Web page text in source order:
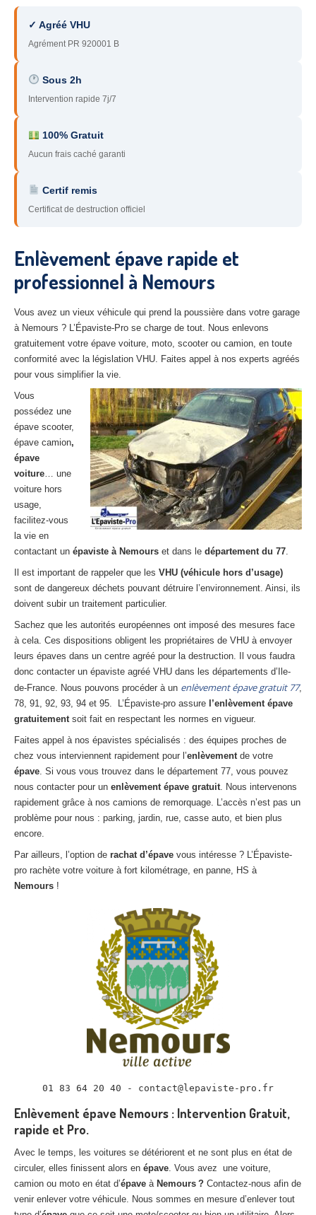
93 – Seine-Saint-Denis
94– Val-de-Marne
95 – Val d’Oise
– Essonne
89 – Yonne
51 – Marne
– Eure-et-Loir
27– Eure
– Aube
02 – Aisne
Tousles secteurs
CENTRE VHU AGRÉE
Centreagréé VHU Paris 75 : casse auto avec destruction
agréé VHU 77 : casse auto avec destruction
Centre agréé VHU 78 : casse auto avec destruction
agréé VHU 91 : casse auto avec destruction
Centre
agréé VHU 93 : casse auto avec destruction
Centreagréé VHU 94 : casse auto avec destruction
Centreagréé VHU 95 : casse auto avec destruction
DOCUMENTS À JOINDRE
RACHAT
CONTACT
01 83 64 20 40
✓ Agréé VHU
Agrément PR 920001 B
Sous 2h
Intervention rapide 7j/7
100% Gratuit
Aucun frais caché garanti
Certif remis
Certificat de destruction officiel
Enlèvement épave rapide et
professionnel à Nemours
Vous avez un vieux véhicule qui prend la poussière dans votre garage
à Nemours ? L’Épaviste-Pro se charge de tout. Nous enlevons
gratuitement votre épave voiture, moto, scooter ou camion, en toute
conformité avec la législation VHU. Faites appel à nos experts agréés
pour vous simplifier la vie.
Vous
possédez une
épave scooter,
épave camion,
épave
voiture… une
voiture hors
usage,
facilitez-vous
la vie en
contactant un épaviste à Nemours et dans le département du 77.
Il est important de rappeler que les VHU (véhicule hors d’usage)
sont de dangereux déchets pouvant détruire l’environnement. Ainsi, ils
doivent subir un traitement particulier.
Sachez que les autorités européennes ont imposé des mesures face
à cela. Ces dispositions obligent les propriétaires de VHU à envoyer
leurs épaves dans un centre agréé pour la destruction. Il vous faudra
donc contacter un épaviste agréé VHU dans les départements d’Ile-
de-France. Nous pouvons procéder à un enlèvement épave gratuit 77,
78, 91, 92, 93, 94 et 95. L’Épaviste-pro assure l’enlèvement épave
gratuitementsoit fait en respectant les normes en vigueur.
Faites appel à nos épavistes spécialisés : des équipes proches de
chez vous interviennent rapidement pour l’enlèvementde votre
épave. Si vous vous trouvez dans le département 77, vous pouvez
nous contacter pour un enlèvement épave gratuit. Nous intervenons
rapidement grâce à nos camions de remorquage. L’accès n’est pas un
problème pour nous : parking, jardin, rue, casse auto, et bien plus
encore.
Par ailleurs, l’option de rachat d’épave vous intéresse ? L’Épaviste-
pro rachète votre voiture à fort kilométrage, en panne, HS à
Nemours !
01 83 64 20 40 - contact@lepaviste-pro.fr
Enlèvement épave Nemours : Intervention Gratuit,
rapide et Pro.
Avec le temps, les voitures se détériorent et ne sont plus en état de
circuler, elles finissent alors en épave . Vous avez une voiture,
camion ou moto en état d’épave à Nemours ? Contactez-nous afin de
venir enlever votre véhicule. Nous sommes en mesure d’enlever tout